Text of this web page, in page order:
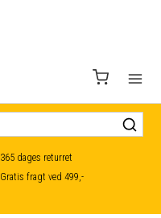
365 dages returret
Gratis fragt ved 499,-